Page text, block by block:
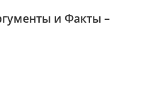
и Факты –